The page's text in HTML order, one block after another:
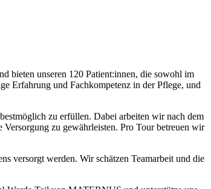
bieten unseren 120 Patient:innen, die sowohl im
Erfahrung und Fachkompetenz in der Pflege, und
zu erfüllen. Dabei arbeiten wir nach dem
zu gewährleisten. Pro Tour betreuen wir
versorgt werden. Wir schätzen Teamarbeit und die